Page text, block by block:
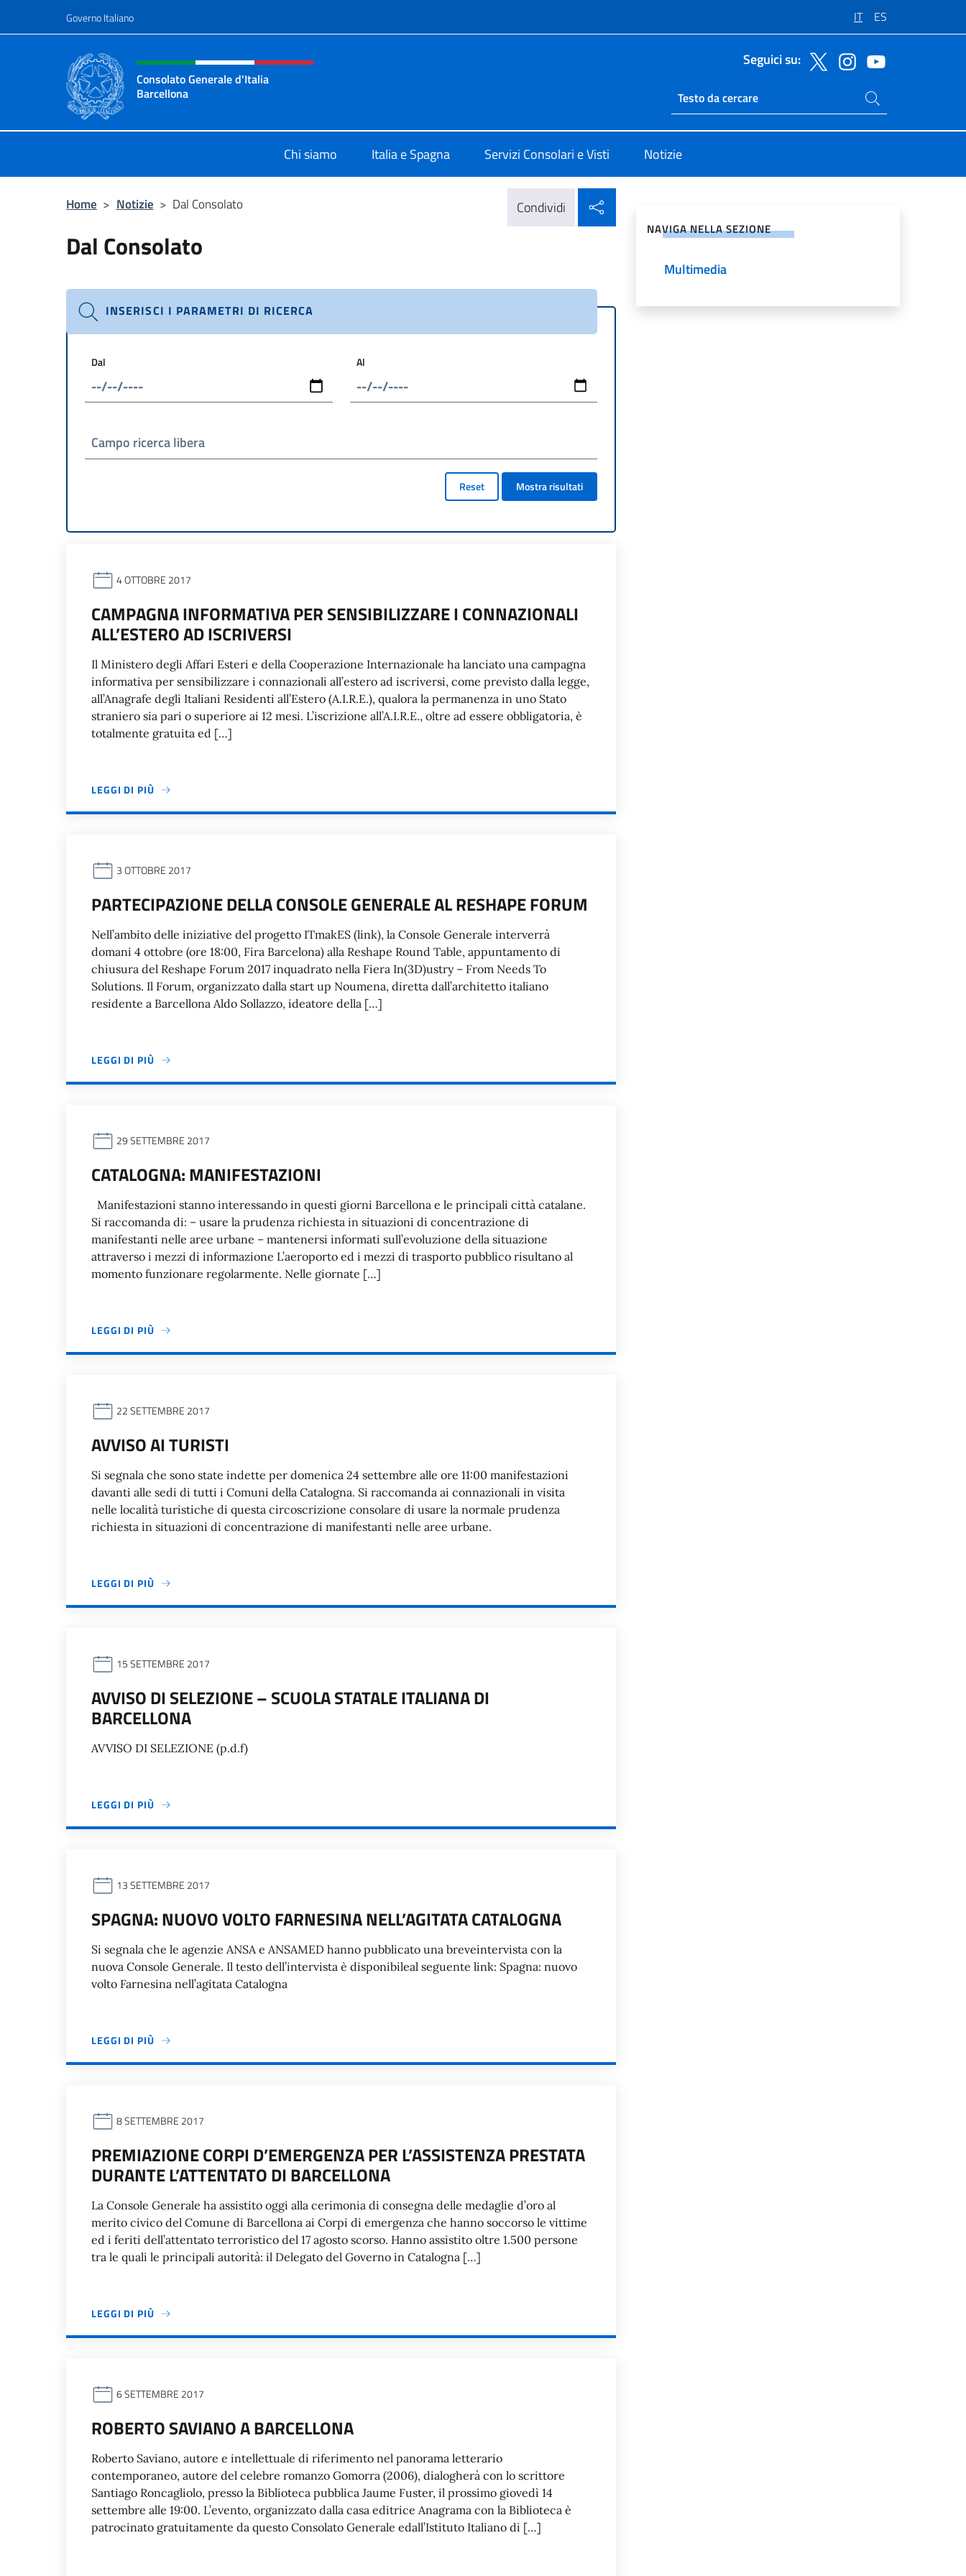
Governo Italiano IT ES
Intestazione sito, social e menù
Consolato Generale d'Italia
Barcellona
Seguici su:
Ricerca sito live
Cerca nel sito
Chi siamo Italia e Spagna Servizi Consolari e Visti Notizie
Home > Notizie > Dal Consolato Condividi
Dal Consolato
INSERISCI I PARAMETRI DI RICERCA
Dal Al
Campo ricerca libera
Reset Mostra risultati
4 OTTOBRE 2017
CAMPAGNA INFORMATIVA PER SENSIBILIZZARE I CONNAZIONALI
ALL’ESTERO AD ISCRIVERSI
Il Ministero degli Affari Esteri e della Cooperazione Internazionale ha lanciato una campagna
informativa per sensibilizzare i connazionali all’estero ad iscriversi, come previsto dalla legge,
all’Anagrafe degli Italiani Residenti all’Estero (A.I.R.E.), qualora la permanenza in uno Stato
straniero sia pari o superiore ai 12 mesi. L’iscrizione all’A.I.R.E., oltre ad essere obbligatoria, è
totalmente gratuita ed […]
LEGGI DI PIÙ
3 OTTOBRE 2017
PARTECIPAZIONE DELLA CONSOLE GENERALE AL RESHAPE FORUM
Nell’ambito delle iniziative del progetto ITmakES (link), la Console Generale interverrà
domani 4 ottobre (ore 18:00, Fira Barcelona) alla Reshape Round Table, appuntamento di
chiusura del Reshape Forum 2017 inquadrato nella Fiera In(3D)ustry – From Needs To
Solutions. Il Forum, organizzato dalla start up Noumena, diretta dall’architetto italiano
residente a Barcellona Aldo Sollazzo, ideatore della […]
LEGGI DI PIÙ
29 SETTEMBRE 2017
CATALOGNA: MANIFESTAZIONI
Manifestazioni stanno interessando in questi giorni Barcellona e le principali città catalane.
Si raccomanda di: – usare la prudenza richiesta in situazioni di concentrazione di
manifestanti nelle aree urbane – mantenersi informati sull’evoluzione della situazione
attraverso i mezzi di informazione L’aeroporto ed i mezzi di trasporto pubblico risultano al
momento funzionare regolarmente. Nelle giornate […]
LEGGI DI PIÙ
22 SETTEMBRE 2017
AVVISO AI TURISTI
Si segnala che sono state indette per domenica 24 settembre alle ore 11:00 manifestazioni
davanti alle sedi di tutti i Comuni della Catalogna. Si raccomanda ai connazionali in visita
nelle località turistiche di questa circoscrizione consolare di usare la normale prudenza
richiesta in situazioni di concentrazione di manifestanti nelle aree urbane.
LEGGI DI PIÙ
15 SETTEMBRE 2017
AVVISO DI SELEZIONE – SCUOLA STATALE ITALIANA DI
BARCELLONA
AVVISO DI SELEZIONE (p.d.f)
LEGGI DI PIÙ
13 SETTEMBRE 2017
SPAGNA: NUOVO VOLTO FARNESINA NELL’AGITATA CATALOGNA
Si segnala che le agenzie ANSA e ANSAMED hanno pubblicato una breveintervista con la
nuova Console Generale. Il testo dell’intervista è disponibileal seguente link: Spagna: nuovo
volto Farnesina nell’agitata Catalogna
LEGGI DI PIÙ
8 SETTEMBRE 2017
PREMIAZIONE CORPI D’EMERGENZA PER L’ASSISTENZA PRESTATA
DURANTE L’ATTENTATO DI BARCELLONA
La Console Generale ha assistito oggi alla cerimonia di consegna delle medaglie d’oro al
merito civico del Comune di Barcellona ai Corpi di emergenza che hanno soccorso le vittime
ed i feriti dell’attentato terroristico del 17 agosto scorso. Hanno assistito oltre 1.500 persone
tra le quali le principali autorità: il Delegato del Governo in Catalogna […]
LEGGI DI PIÙ
6 SETTEMBRE 2017
ROBERTO SAVIANO A BARCELLONA
Roberto Saviano, autore e intellettuale di riferimento nel panorama letterario
contemporaneo, autore del celebre romanzo Gomorra (2006), dialogherà con lo scrittore
Santiago Roncagliolo, presso la Biblioteca pubblica Jaume Fuster, il prossimo giovedì 14
settembre alle 19:00. L’evento, organizzato dalla casa editrice Anagrama con la Biblioteca è
patrocinato gratuitamente da questo Consolato Generale edall’Istituto Italiano di […]
NAVIGA NELLA SEZIONE
Multimedia